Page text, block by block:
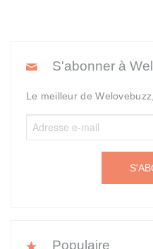
S'abonner à
Le meilleur de
Populaire